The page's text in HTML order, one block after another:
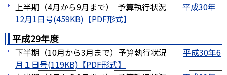
上半期（4月から9月まで） 予算執行状況 平成30年
12月1日号(459KB)
平成29年度
下半期（10月から3月まで）予算執行状況 平成30年6
月１日号(119KB)